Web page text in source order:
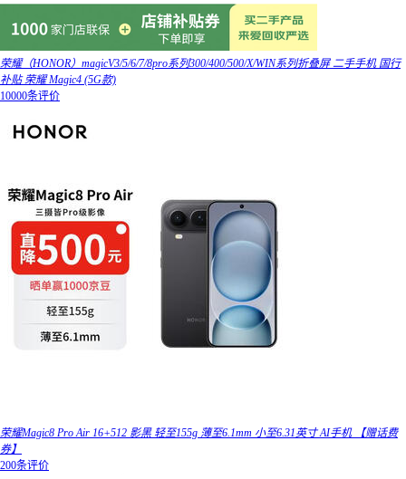
荣耀（HONOR）magicV3/5/6/7/8pro系列300/400/500/X/WIN系列折叠屏 二手手机 国行
补贴 荣耀 Magic4 (5G款)
10000条评价
荣耀Magic8 Pro Air 16+512 影黑 轻至155g 薄至6.1mm 小至6.31英寸 AI手机 【赠话费
券】
200条评价